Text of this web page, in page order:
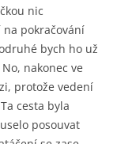
nic
pokračování
bych ho už
nakonec ve
protože vedení
cesta byla
posouvat